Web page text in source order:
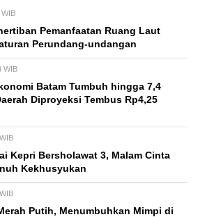
Pemanfaatan Ruang Laut
Perundang-undangan
WIB
Batam Tumbuh hingga 7,4
Diproyeksi Tembus Rp4,25
Kepri Bersholawat 3, Malam Cinta
Kekhusyukan
Putih, Menumbuhkan Mimpi di